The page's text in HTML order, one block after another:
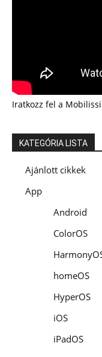
Iratkozz fel a
KATEGÓRIA LISTA
Ajánlott cikkek
App
Android
ColorOS
homeOS
HyperOS
iOS
iPadOS